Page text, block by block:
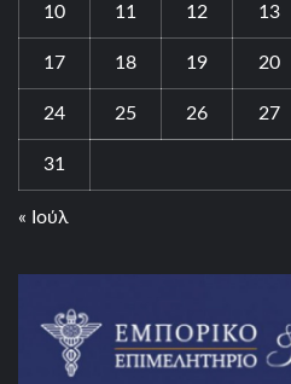
10 11 12 13
17 18 19 20
24 25 26 27
31
« Ιούλ